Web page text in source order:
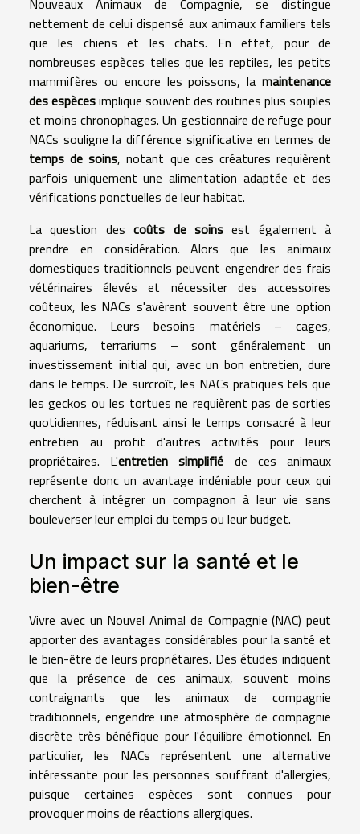
Nouveaux Animaux de Compagnie, se distingue
nettement de celui dispensé aux animaux familiers tels
que les chiens et les chats. En effet, pour de
nombreuses espèces telles que les reptiles, les petits
mammifères ou encore les poissons, la maintenance
des espècesimplique souvent des routines plus souples
et moins chronophages. Un gestionnaire de refuge pour
NACs souligne la différence significative en termes de
temps de soins, notant que ces créatures requièrent
parfois uniquement une alimentation adaptée et des
vérifications ponctuelles de leur habitat.
La question descoûts de soinsest également à
prendre en considération. Alors que les animaux
domestiques traditionnels peuvent engendrer des frais
vétérinaires élevés et nécessiter des accessoires
coûteux, les NACs s'avèrent souvent être une option
économique. Leurs besoins matériels – cages,
aquariums, terrariums – sont généralement un
investissement initial qui, avec un bon entretien, dure
dans le temps. De surcroît, les NACs pratiques tels que
les geckos ou les tortues ne requièrent pas de sorties
quotidiennes, réduisant ainsi le temps consacré à leur
entretien au profit d'autres activités pour leurs
propriétaires. L'entretien simplifié de ces animaux
représente donc un avantage indéniable pour ceux qui
cherchent à intégrer un compagnon à leur vie sans
bouleverser leur emploi du temps ou leur budget.
Un impact sur la santé et le
bien-être
Vivre avec un Nouvel Animal de Compagnie (NAC) peut
apporter des avantages considérables pour la santé et
le bien-être de leurs propriétaires. Des études indiquent
que la présence de ces animaux, souvent moins
contraignants que les animaux de compagnie
traditionnels, engendre une atmosphère de compagnie
discrète très bénéfique pour l'équilibre émotionnel. En
particulier, les NACs représentent une alternative
intéressante pour les personnes souffrant d'allergies,
puisque certaines espèces sont connues pour
provoquer moins de réactions allergiques.